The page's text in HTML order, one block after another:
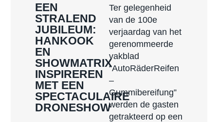
EEN
STRALEND
JUBILEUM:
HANKOOK
EN
SHOWMATRIX
INSPIREREN
MET EEN
SPECTACULAIRE
DRONESHOW
Ter gelegenheid
van de 100e
verjaardag van het
gerenommeerde
vakblad
“AutoRäderReifen
–
Gummibereifung”
werden de gasten
getrakteerd op een